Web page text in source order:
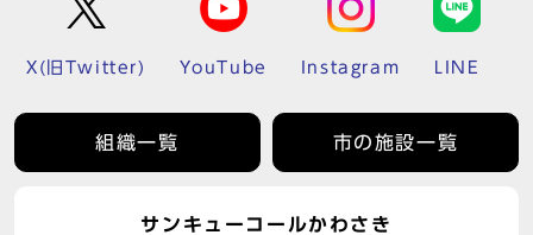
X(旧Twitter) YouTube Instagram LINE
組織一覧 市の施設一覧
サンキューコールかわさき